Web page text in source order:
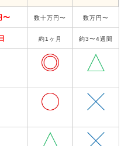
〜 数十万円〜 数万円〜
約1ヶ月 約3〜4週間